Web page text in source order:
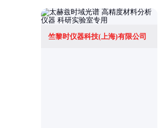
竺黎时仪器科技(上海)有限公司